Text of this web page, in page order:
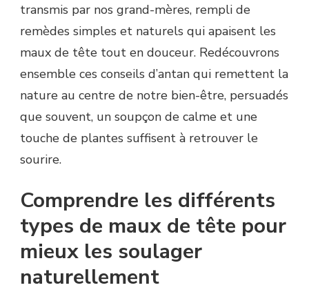
transmis par nos grand-mères, rempli de
remèdes simples et naturels qui apaisent les
maux de tête tout en douceur. Redécouvrons
ensemble ces conseils d’antan qui remettent la
nature au centre de notre bien-être, persuadés
que souvent, un soupçon de calme et une
touche de plantes suffisent à retrouver le
sourire.
Comprendre les différents
types de maux de tête pour
mieux les soulager
naturellement